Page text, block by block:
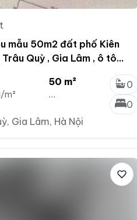
mẫu 50m2 đất phố Kiên
Trâu Quỳ , Gia Lâm , ô tô
m²
50 m²
...
0
0
Gia Lâm, Hà Nội